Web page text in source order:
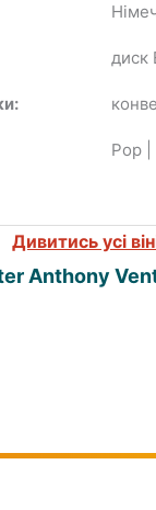
диск
Pop
Дивитись усі
Anthony